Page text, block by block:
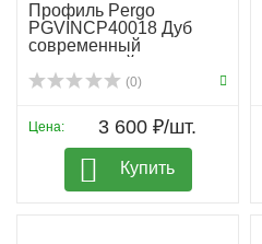
Профиль Pergo
PGVINCP40018 Дуб
современный
натуральный
(0)
Цена: 3 600 ₽/шт.
Купить